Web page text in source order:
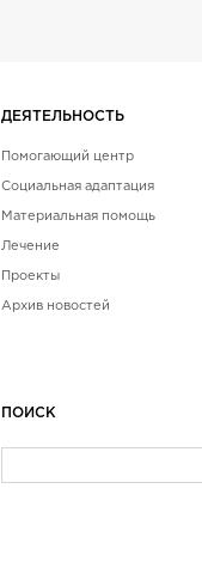
ДЕЯТЕЛЬНОСТЬ
Помогающий центр
Социальная адаптация
Материальная помощь
Лечение
Проекты
Архив новостей
ПОИСК